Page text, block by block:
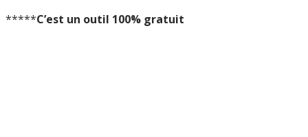
*****C’est un outil 100% gratuit